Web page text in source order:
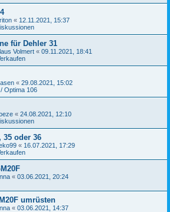
« 12.11.2021, 15:37
für Dehler 31
Volmert « 09.11.2021, 18:41
« 29.08.2021, 15:02
Optima 106
« 24.08.2021, 12:10
35 oder 36
« 16.07.2021, 17:29
« 03.06.2021, 20:24
umrüsten
« 03.06.2021, 14:37